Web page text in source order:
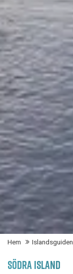
Hem Islandsguiden
SÖDRA ISLAND